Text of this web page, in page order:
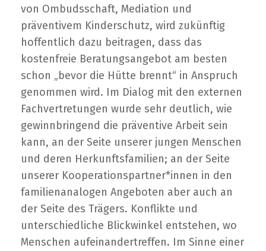
von Ombudsschaft, Mediation und
präventivem Kinderschutz, wird zukünftig
hoffentlich dazu beitragen, dass das
kostenfreie Beratungsangebot am besten
schon „bevor die Hütte brennt“ in Anspruch
genommen wird. Im Dialog mit den externen
Fachvertretungen wurde sehr deutlich, wie
gewinnbringend die präventive Arbeit sein
kann, an der Seite unserer jungen Menschen
und deren Herkunftsfamilien; an der Seite
unserer Kooperationspartner*innen in den
familienanalogen Angeboten aber auch an
der Seite des Trägers. Konflikte und
unterschiedliche Blickwinkel entstehen, wo
Menschen aufeinandertreffen. Im Sinne einer